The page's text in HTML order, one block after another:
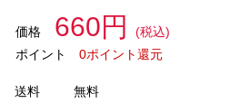
価格 660円
(税込)
ポイント
0ポイント還元
送料
無料